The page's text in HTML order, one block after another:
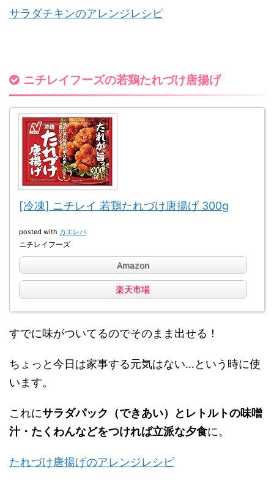
サラダチキンのアレンジレシピ
ニチレイフーズの若鶏たれづけ唐揚げ
[冷凍] ニチレイ 若鶏たれづけ唐揚げ 300g
posted with カエレバ
ニチレイフーズ
Amazon
楽天市場
すでに味がついてるのでそのまま出せる！
ちょっと今日は家事する元気はない…という時に使
います。
これにサラダパック（できあい）とレトルトの味噌
汁・たくわんなどをつければ立派な夕食に。
たれづけ唐揚げのアレンジレシピ